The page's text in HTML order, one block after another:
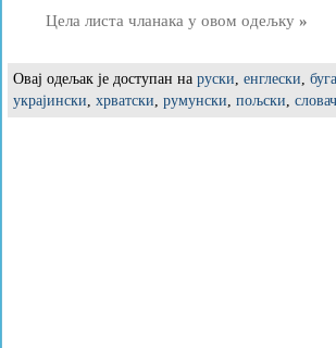
Цела листа чланака у овом одељку »
Овај одељак је доступан на руски, енглески,
украјински, хрватски, румунски, пољски,